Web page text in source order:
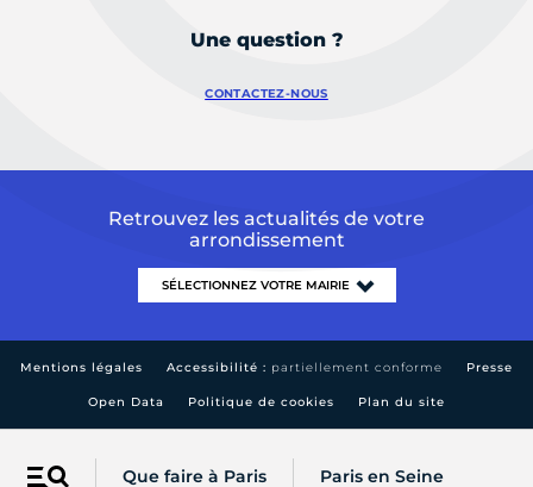
Que faire à Paris Paris en Seine
Une question ?
CONTACTEZ-NOUS
Retrouvez les actualités de votre
arrondissement
Mentions légales Accessibilité : partiellement conforme Presse
Open Data Politique de cookies Plan du site